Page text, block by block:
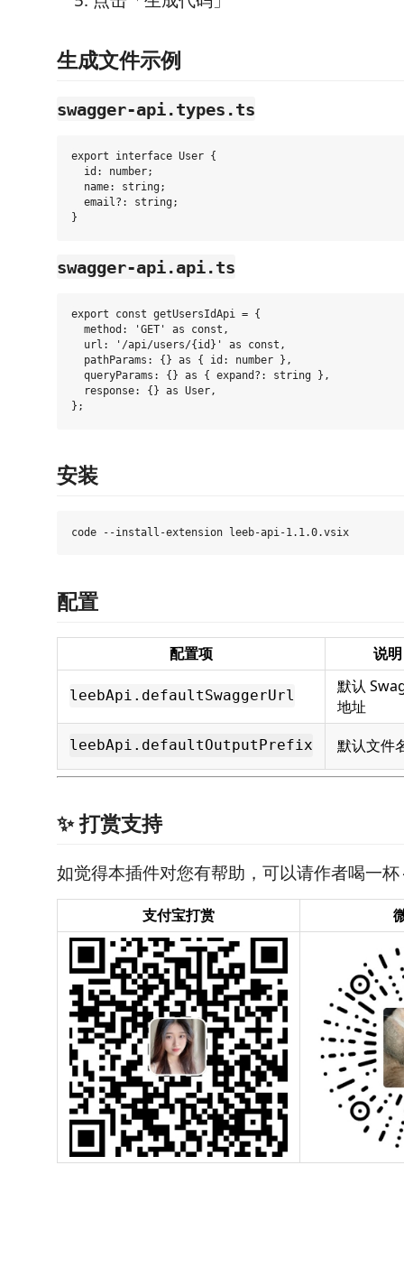
生成文件示例
swagger-api.types.ts
export interface User {
  id: number;
  name: string;
  email?: string;
swagger-api.api.ts
export const getUsersIdApi = {
  method: 'GET' as const,
  url: '/api/users/{id}' as const,
  pathParams: {} as { id: number },
  queryParams: {} as { expand?: string },
  response: {} as User,
安装
配置
配置项 说明
leebApi.defaultSwaggerUrl
默认
地址
leebApi.defaultOutputPrefix 默认文件
✨ 打赏支持
如觉得本插件对您有帮助，可以请作者喝一杯
支付宝打赏